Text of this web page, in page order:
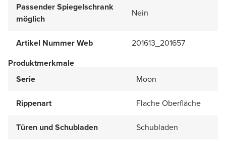
Passender Spiegelschrank
möglich
Nein
Artikel Nummer Web
201613_201657
Produktmerkmale
Serie
Moon
Rippenart Flache Oberfläche
Türen und Schubladen Schubladen